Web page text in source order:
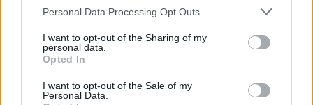
Personal Data Processing Opt Outs
I want to opt-out of the Sharing of my
personal data.
Opted In
I want to opt-out of the Sale of my
Personal Data.
cosopt
Board Administrator
Team Drakensang Online
Hallo Semmelpeter,